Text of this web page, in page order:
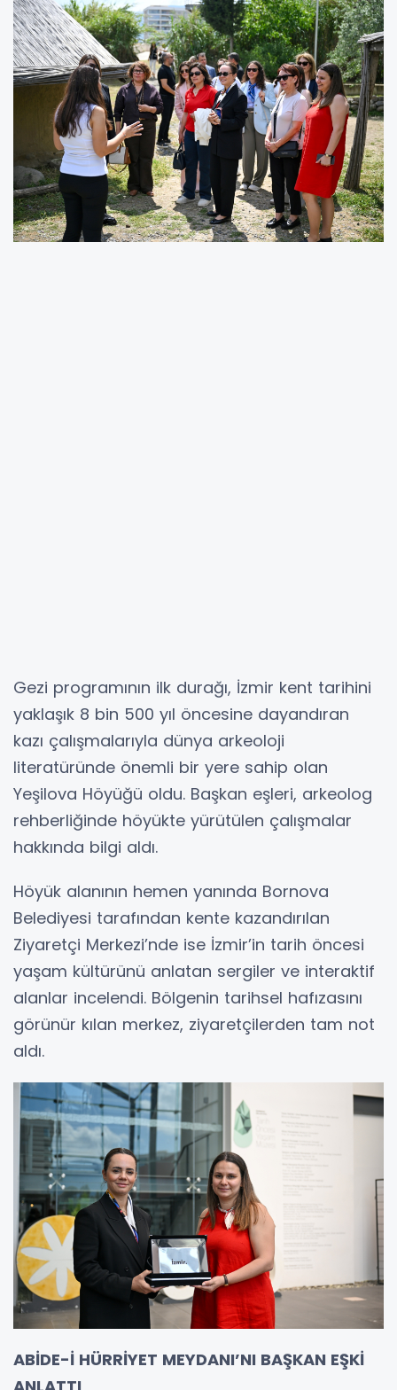
Gezi programının ilk durağı, İzmir kent tarihini
yaklaşık 8 bin 500 yıl öncesine dayandıran
kazı çalışmalarıyla dünya arkeoloji
literatüründe önemli bir yere sahip olan
Yeşilova Höyüğü oldu. Başkan eşleri, arkeolog
rehberliğinde höyükte yürütülen çalışmalar
hakkında bilgi aldı.
Höyük alanının hemen yanında Bornova
Belediyesi tarafından kente kazandırılan
Ziyaretçi Merkezi’nde ise İzmir’in tarih öncesi
yaşam kültürünü anlatan sergiler ve interaktif
alanlar incelendi. Bölgenin tarihsel hafızasını
görünür kılan merkez, ziyaretçilerden tam not
aldı.
ABİDE-İ HÜRRİYET MEYDANI’NI BAŞKAN EŞKİ